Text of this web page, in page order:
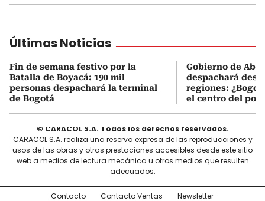
Últimas Noticias
Fin de semana festivo por la
Batalla de Boyacá: 190 mil
personas despachará la terminal
de Bogotá
Gobierno de
despachará
regiones:
el centro del
© CARACOL S.A. Todos los derechos reservados.
CARACOL S.A. realiza una reserva expresa de las reproducciones y
usos de las obras y otras prestaciones accesibles desde este sitio
web a medios de lectura mecánica u otros medios que resulten
adecuados.
Contacto Contacto Ventas Newsletter